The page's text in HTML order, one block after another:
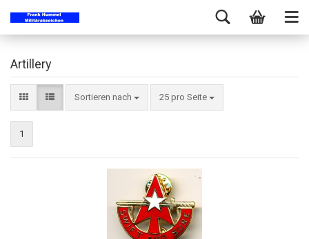
Artillery
Sortieren nach 25 pro Seite
1